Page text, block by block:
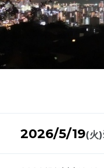
2026/5/19(火)